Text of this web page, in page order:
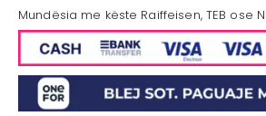
Mundësia me këste Raiffeisen, TEB ose